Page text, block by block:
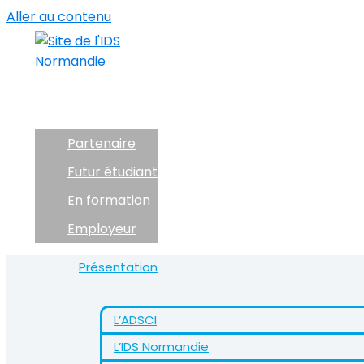
Aller au contenu
Partenaire
Futur étudiant
En formation
Employeur
Présentation
L’ADSCI
L’IDS Normandie